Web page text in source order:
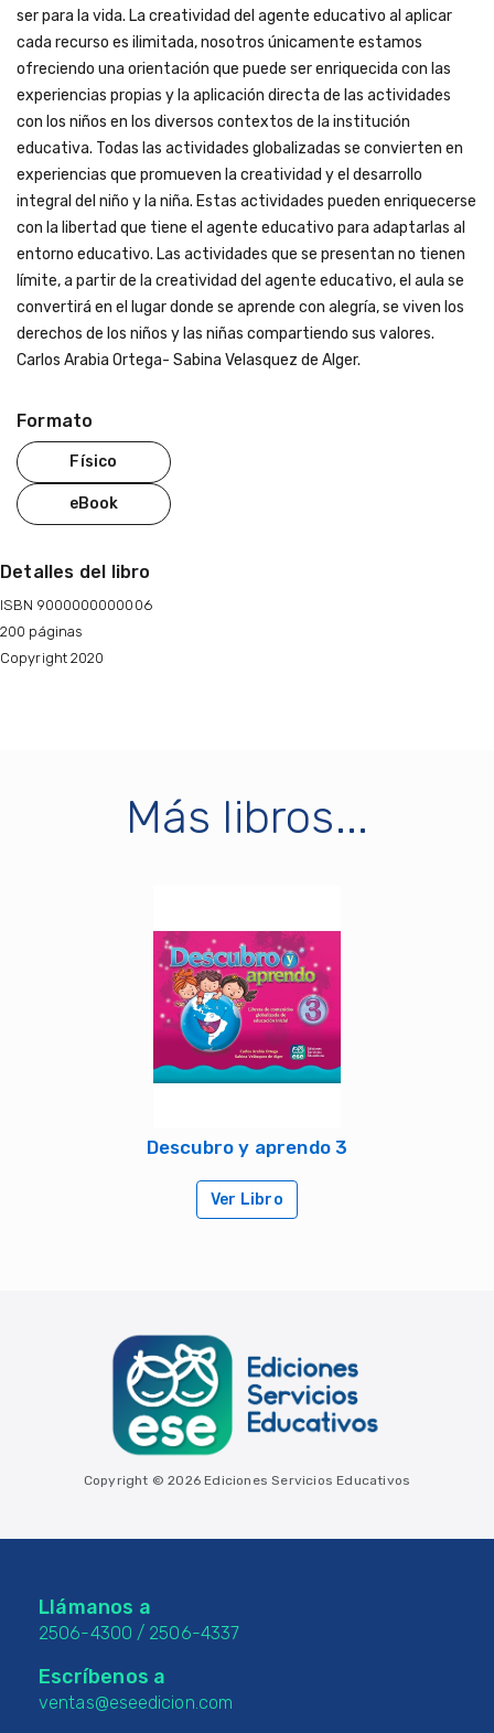
ser para la vida. La creatividad del agente educativo al aplicar
cada recurso es ilimitada, nosotros únicamente estamos
ofreciendo una orientación que puede ser enriquecida con las
experiencias propias y la aplicación directa de las actividades
con los niños en los diversos contextos de la institución
educativa. Todas las actividades globalizadas se convierten en
experiencias que promueven la creatividad y el desarrollo
integral del niño y la niña. Estas actividades pueden enriquecerse
con la libertad que tiene el agente educativo para adaptarlas al
entorno educativo. Las actividades que se presentan no tienen
límite, a partir de la creatividad del agente educativo, el aula se
convertirá en el lugar donde se aprende con alegría, se viven los
derechos de los niños y las niñas compartiendo sus valores.
Carlos Arabia Ortega- Sabina Velasquez de Alger.
Formato
Físico
eBook
Detalles del libro
ISBN 9000000000006
200 páginas
Copyright 2020
Más libros...
Descubro y aprendo 3
Ver Libro
Copyright © 2026 Ediciones Servicios Educativos
Llámanos a
2506-4300 / 2506-4337
Escríbenos a
ventas@eseedicion.com